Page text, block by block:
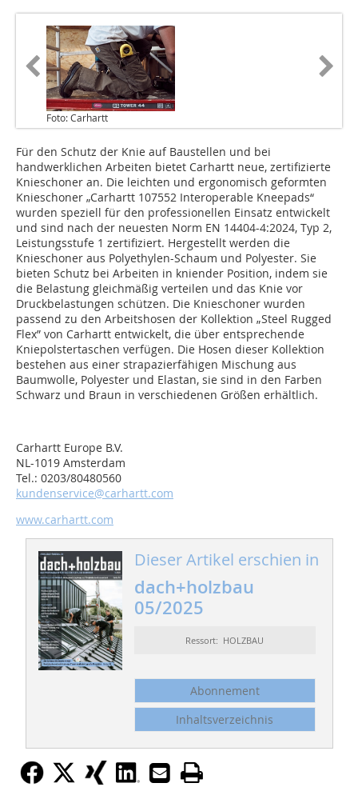
Foto: Carhartt
Für den Schutz der Knie auf Baustellen und bei
handwerklichen Arbeiten bietet Carhartt neue, zertifizierte
Knieschoner an. Die leichten und ergonomisch geformten
Knieschoner „Carhartt 107552 Interoperable Kneepads“
wurden speziell für den professionellen Einsatz entwickelt
und sind nach der neuesten Norm EN 14404-4:2024, Typ 2,
Leistungsstufe 1 zertifiziert. Hergestellt werden die
Knieschoner aus Polyethylen-Schaum und Polyester. Sie
bieten Schutz bei Arbeiten in kniender Position, indem sie
die Belastung gleichmäßig verteilen und das Knie vor
Druckbelastungen schützen. Die Knieschoner wurden
passend zu den Arbeitshosen der Kollektion „Steel Rugged
Flex” von Carhartt entwickelt, die über entsprechende
Kniepolstertaschen verfügen. Die Hosen dieser Kollektion
bestehen aus einer strapazierfähigen Mischung aus
Baumwolle, Polyester und Elastan, sie sind in den Farben
Schwarz und Braun in verschiedenen Größen erhältlich.
Carhartt Europe B.V.
NL-1019 Amsterdam
Tel.: 0203/80480560
kundenservice@carhartt.com
www.carhartt.com
Dieser Artikel erschien in
dach+holzbau
05/2025
Ressort: HOLZBAU
Abonnement
Inhaltsverzeichnis